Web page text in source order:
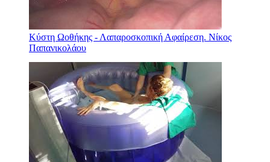
Κύστη Ωοθήκης - Λαπαροσκοπική Αφαίρεση. Νίκος
Παπανικολάου